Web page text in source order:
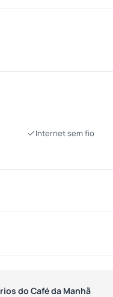
Internet sem fio
do Café da Manhã